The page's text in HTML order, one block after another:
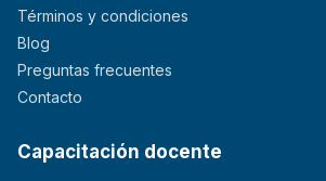
Términos y condiciones
Blog
Preguntas frecuentes
Contacto
Capacitación docente